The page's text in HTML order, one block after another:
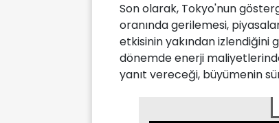
Son olarak, Tokyo'nun
oranında gerilemesi,
etkisinin yakından
dönemde enerji
yanıt vereceği, büyümenin